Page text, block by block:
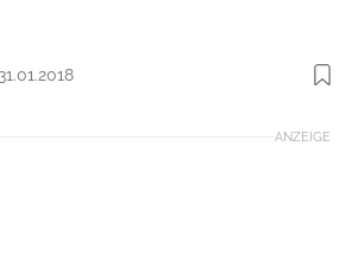
ANZEIGE